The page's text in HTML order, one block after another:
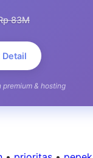
83M
Detail
premium & hosting